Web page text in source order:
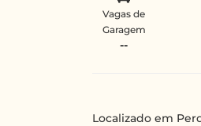
Vagas de
Garagem
--
Localizado em